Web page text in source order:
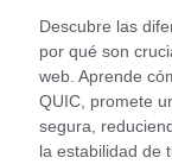
Descubre las
por qué son
web. Aprende
QUIC, promete
segura,
la estabilidad de